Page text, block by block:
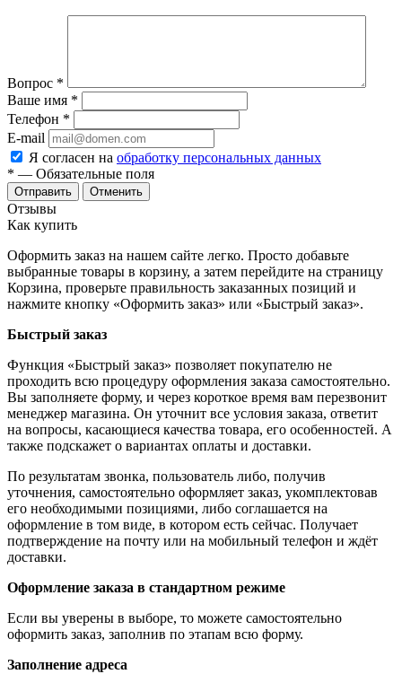
Вопрос *
Ваше имя *
Телефон *
E-mail
Я согласен на обработку персональных данных
* — Обязательные поля
Отменить
Отзывы
Как купить
Оформить заказ на нашем сайте легко. Просто добавьте
выбранные товары в корзину, а затем перейдите на страницу
Корзина, проверьте правильность заказанных позиций и
нажмите кнопку «Оформить заказ» или «Быстрый заказ».
Быстрый заказ
Функция «Быстрый заказ» позволяет покупателю не
проходить всю процедуру оформления заказа самостоятельно.
Вы заполняете форму, и через короткое время вам перезвонит
менеджер магазина. Он уточнит все условия заказа, ответит
на вопросы, касающиеся качества товара, его особенностей. А
также подскажет о вариантах оплаты и доставки.
По результатам звонка, пользователь либо, получив
уточнения, самостоятельно оформляет заказ, укомплектовав
его необходимыми позициями, либо соглашается на
оформление в том виде, в котором есть сейчас. Получает
подтверждение на почту или на мобильный телефон и ждёт
доставки.
Оформление заказа в стандартном режиме
Если вы уверены в выборе, то можете самостоятельно
оформить заказ, заполнив по этапам всю форму.
Заполнение адреса